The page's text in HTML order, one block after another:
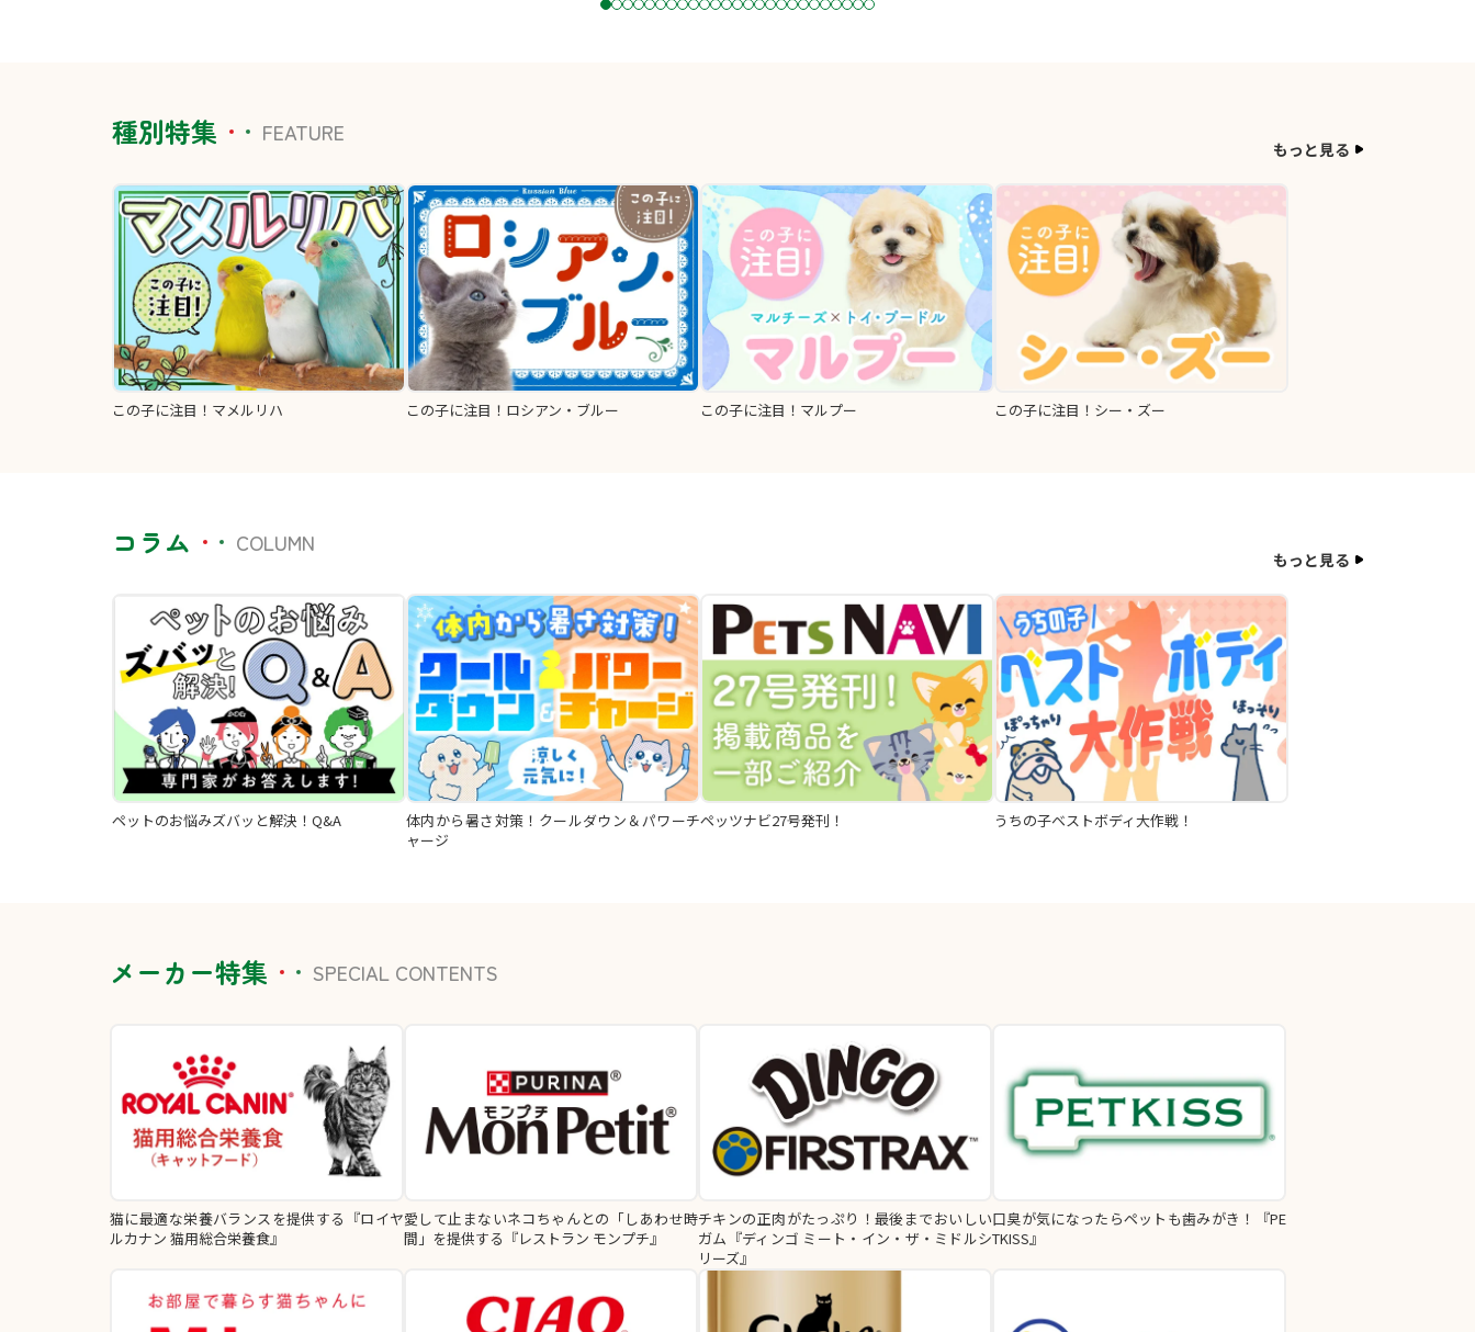
1234567891111111111222222
種別特集 FEATURE
もっと見る
この子に注目！マメルリハ この子に注目！ロシアン・ブルー この子に注目！マルプー この子に注目！シー・ズー
コラム COLUMN
もっと見る
ペットのお悩みズバッと解決！Q&A
体内から暑さ対策！クールダウン＆パワーチ
ャージ
ペッツナビ27号発刊！ うちの子ベストボディ大作戦！
メーカー特集 SPECIAL CONTENTS
猫に最適な栄養バランスを提供する『ロイヤ
ルカナン 猫用総合栄養食』
愛して止まないネコちゃんとの「しあわせ時
間」を提供する『レストラン モンプチ』
チキンの正肉がたっぷり！最後までおいしい
ガム『ディンゴ ミート・イン・ザ・ミドルシ
リーズ』
口臭が気になったらペットも歯みがき！『PE
TKISS』